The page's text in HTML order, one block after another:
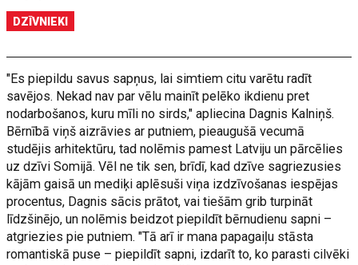
DZĪVNIEKI
"Es piepildu savus sapņus, lai simtiem citu varētu radīt
savējos. Nekad nav par vēlu mainīt pelēko ikdienu pret
nodarbošanos, kuru mīli no sirds," apliecina Dagnis Kalniņš.
Bērnībā viņš aizrāvies ar putniem, pieaugušā vecumā
studējis arhitektūru, tad nolēmis pamest Latviju un pārcēlies
uz dzīvi Somijā. Vēl ne tik sen, brīdī, kad dzīve sagriezusies
kājām gaisā un mediķi aplēsuši viņa izdzīvošanas iespējas
procentus, Dagnis sācis prātot, vai tiešām grib turpināt
līdzšinējo, un nolēmis beidzot piepildīt bērnudienu sapni –
atgriezies pie putniem. "Tā arī ir mana papagaiļu stāsta
romantiskā puse – piepildīt sapni, izdarīt to, ko parasti cilvēki